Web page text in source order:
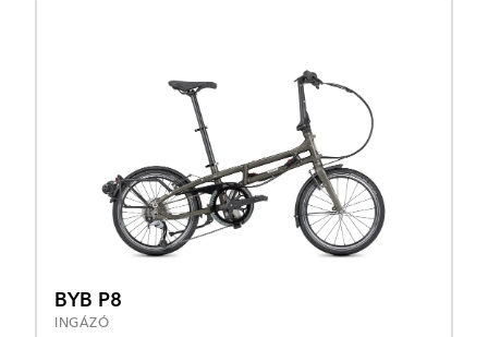
BYB P8
INGÁZÓ